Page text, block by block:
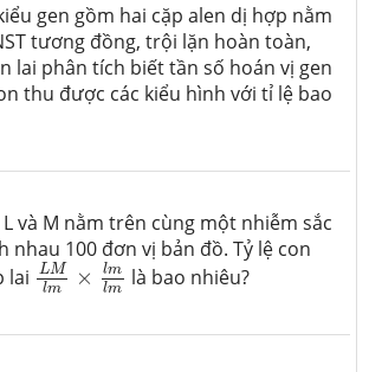
gen gồm hai cặp alen dị hợp nằm
tương đồng, trội lặn hoàn toàn,
lai phân tích biết tần số hoán vị gen
thu được các kiểu hình với tỉ lệ bao
L và M nằm trên cùng một nhiễm sắc
nhau 100 đơn vị bản đồ. Tỷ lệ con
lai LM
lm × lm
lm
LMlm×lmlm
là bao nhiêu?